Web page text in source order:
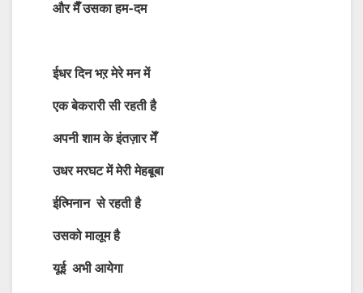
और मैँ उसका हम-दम
ईधर दिन भऱ मेरे मन में
एक बेकरारी सी रहती है
अपनी शाम के इंतज़ार मेँ
उधर मरघट में मेरी मेहबूबा
ईत्मिनान से रहती है
उसको मालूम है
यूई अभी आयेगा